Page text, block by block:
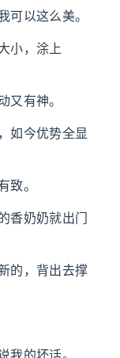
可以这么美。
小，涂上
又有神。
如今优势全显
致。
香奶奶就出门
的，背出去撑
我的坏话。